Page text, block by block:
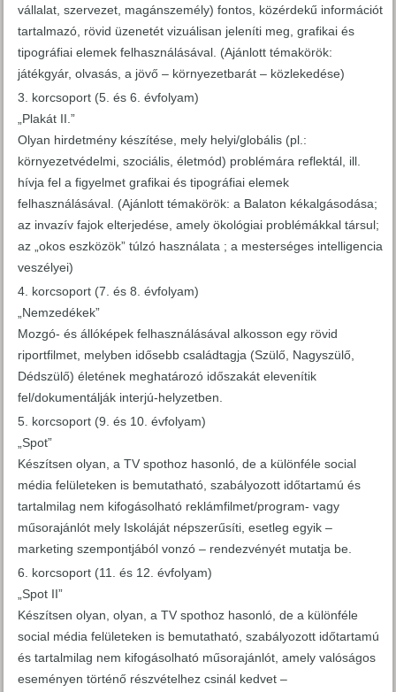
vállalat, szervezet, magánszemély) fontos, közérdekű információt
tartalmazó, rövid üzenetét vizuálisan jeleníti meg, grafikai és
tipográfiai elemek felhasználásával. (Ajánlott témakörök:
játékgyár, olvasás, a jövő – környezetbarát – közlekedése)
korcsoport (5. és 6. évfolyam)
„Plakát II.”
Olyan hirdetmény készítése, mely helyi/globális (pl.:
környezetvédelmi, szociális, életmód) problémára reflektál, ill.
hívja fel a figyelmet grafikai és tipográfiai elemek
felhasználásával. (Ajánlott témakörök: a Balaton kékalgásodása;
az invazív fajok elterjedése, amely ökológiai problémákkal társul;
az „okos eszközök” túlzó használata ; a mesterséges intelligencia
veszélyei)
korcsoport (7. és 8. évfolyam)
„Nemzedékek”
Mozgó- és állóképek felhasználásával alkosson egy rövid
riportfilmet, melyben idősebb családtagja (Szülő, Nagyszülő,
Dédszülő) életének meghatározó időszakát elevenítik
fel/dokumentálják interjú-helyzetben.
korcsoport (9. és 10. évfolyam)
„Spot”
Készítsen olyan, a TV spothoz hasonló, de a különféle social
média felületeken is bemutatható, szabályozott időtartamú és
tartalmilag nem kifogásolható reklámfilmet/program- vagy
műsorajánlót mely Iskoláját népszerűsíti, esetleg egyik –
marketing szempontjából vonzó – rendezvényét mutatja be.
korcsoport (11. és 12. évfolyam)
„Spot II”
Készítsen olyan, olyan, a TV spothoz hasonló, de a különféle
social média felületeken is bemutatható, szabályozott időtartamú
és tartalmilag nem kifogásolható műsorajánlót, amely valóságos
eseményen történő részvételhez csinál kedvet –